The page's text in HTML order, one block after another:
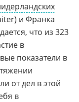
и Франка
что из 323
в
показатели в
от дел в этой
в